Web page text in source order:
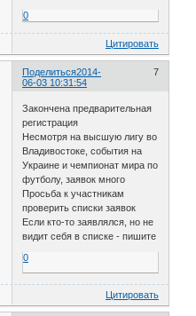
0
Цитировать
Поделиться 7
2014-
06-03 10:31:54
Закончена предварительная
регистрация
Несмотря на высшую лигу во
Владивостоке, события на
Украине и чемпионат мира по
футболу, заявок много
Просьба к участникам
проверить списки заявок
Если кто-то заявлялся, но не
видит себя в списке - пишите
0
Цитировать